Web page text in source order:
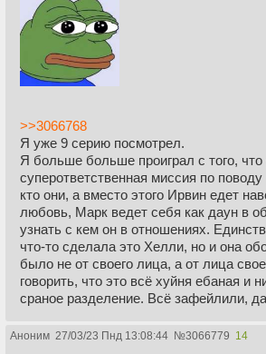
>>3066768
Я уже 9 серию посмотрел.
Я больше больше проиграл с того, что
суперответственная миссия по поводу
кто они, а вместо этого Ирвин едет
любовь, Марк ведет себя как даун в
узнать с кем он в отношениях.
что-то сделала это Хелли, но и она
было не от своего лица, а от лица
говорить, что это всё хуйня ебаная и
сраное разделение. Всё зафейлили,
Аноним 27/03/23 Пнд 13:08:44 №3066779 14